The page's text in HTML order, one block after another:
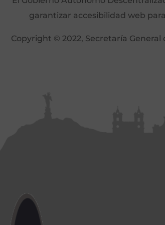
garantizar accesibilidad web
Copyright © 2022, Secretaría